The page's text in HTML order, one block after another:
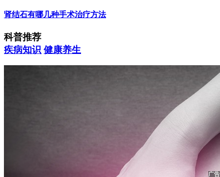
肾结石有哪几种手术治疗方法
科普推荐
疾病知识 健康养生